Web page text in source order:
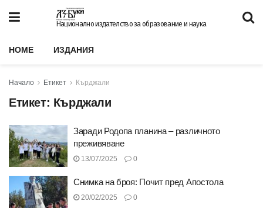
Национално издателство за образование и наука
HOME ИЗДАНИЯ
Начало Етикет Кърджали
Етикет: Кърджали
Заради Родопа планина – различното
преживяване
13/07/2025 0
Снимка на броя: Почит пред Апостола
20/02/2025 0